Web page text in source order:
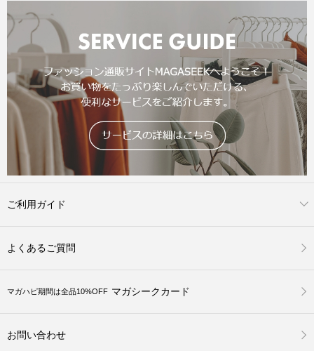
ご利用ガイド
よくあるご質問
マガハピ期間は全品10%OFF マガシークカード
お問い合わせ